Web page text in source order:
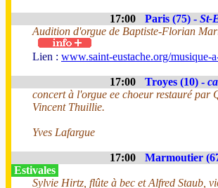
17:00 Paris (75) - St-
Audition d'orgue de Baptiste-Florian
Lien : www.saint-eustache.org/musique-
17:00 Troyes (10) -
concert à l'orgue ee choeur restauré par
Vincent Thuillie.
Yves Lafargue
17:00 Marmoutier
Estivales
Sylvie Hirtz, flûte à bec et Alfred Staub,